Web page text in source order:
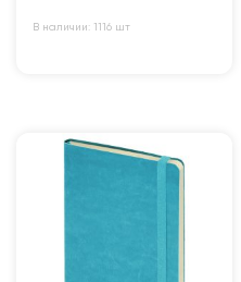
В наличии: 1116 шт